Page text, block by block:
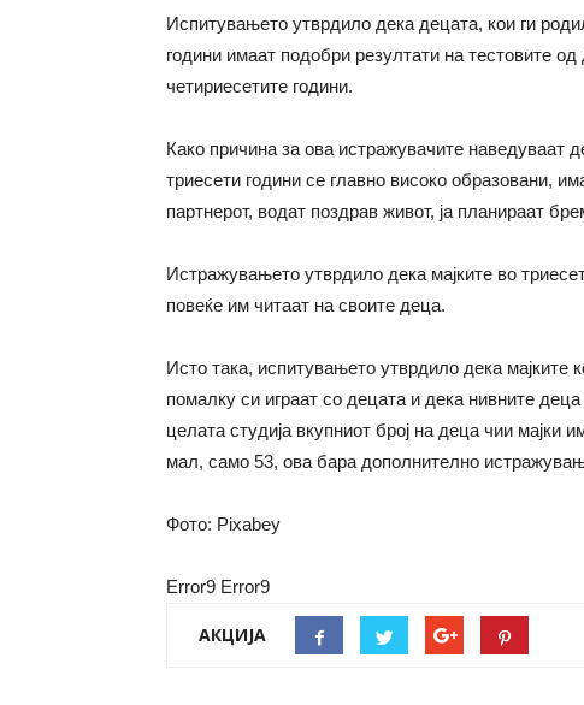
Испитувањето утврдило дека децата, кои ги
години имаат подобри резултати на тестовите
четириесетите години.
Како причина за ова истражувачите наведуваат
триесети години се главно високо образовани,
партнерот, водат поздрав живот, ја планираат
Истражувањето утврдило дека мајките во
повеќе им читаат на своите деца.
Исто така, испитувањето утврдило дека мајките
помалку си играат со децата и дека нивните
целата студија вкупниот број на деца чии мајки
мал, само 53, ова бара дополнително
Фото: Pixabey
Error9 Error9
АКЦИЈА